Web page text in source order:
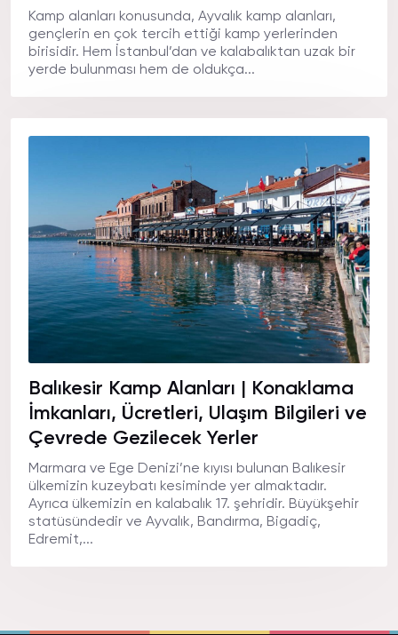
Kamp alanları konusunda, Ayvalık kamp alanları,
gençlerin en çok tercih ettiği kamp yerlerinden
birisidir. Hem İstanbul’dan ve kalabalıktan uzak bir
yerde bulunması hem de oldukça...
Balıkesir Kamp Alanları | Konaklama
İmkanları, Ücretleri, Ulaşım Bilgileri ve
Çevrede Gezilecek Yerler
Marmara ve Ege Denizi’ne kıyısı bulunan Balıkesir
ülkemizin kuzeybatı kesiminde yer almaktadır.
Ayrıca ülkemizin en kalabalık 17. şehridir. Büyükşehir
statüsündedir ve Ayvalık, Bandırma, Bigadiç,
Edremit,...